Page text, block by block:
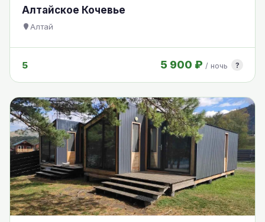
Алтайское Кочевье
Алтай
5 5 900 ₽ / ночь ?